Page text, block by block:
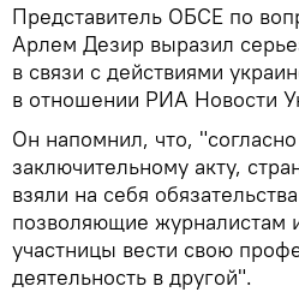
Представитель ОБСЕ по
Арлем Дезир выразил
в связи с действиями
в отношении РИА Новости
Он напомнил, что,
заключительному акту,
взяли на себя
позволяющие журналистам
участницы вести свою
деятельность в другой".